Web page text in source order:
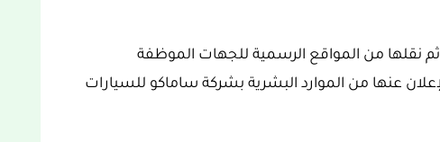
ثم نقلها من المواقع الرسمية للجهات الموظفة
عنها من الموارد البشرية بشركة ساماكو للسيارات